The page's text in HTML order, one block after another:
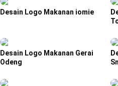
Desain Logo Makanan iomie
Desain Logo Makanan Gerai
Odeng